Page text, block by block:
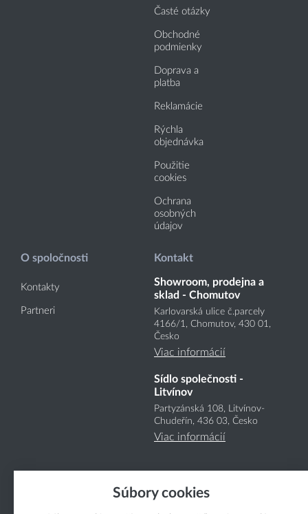
Časté otázky
Obchodné
podmienky
Doprava a
platba
Reklamácie
Rýchla
objednávka
Použitie
cookies
Ochrana
osobných
údajov
O spoločnosti
Kontakty
Partneri
Kontakt
Showroom, prodejna a
sklad - Chomutov
Karlovarská ulice č.parcely
4166/1, Chomutov, 430 01,
Česko
Viac informácií
Sídlo společnosti -
Litvínov
Partyzánská 108, Litvínov-
Chudeřín, 436 03, Česko
Viac informácií
Súbory cookies